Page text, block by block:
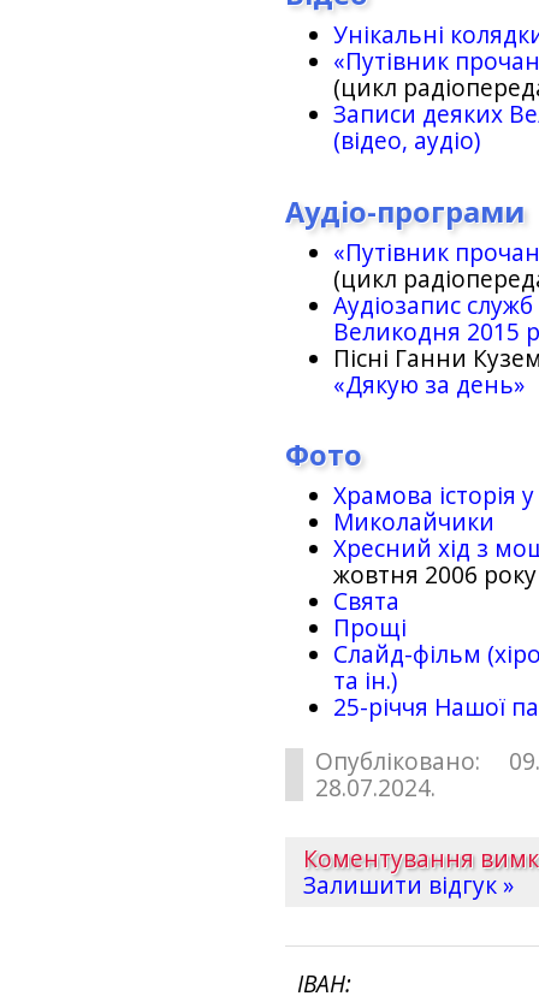
Унікальні
«Путівник
(цикл
Записи деяких
(відео, аудіо)
Аудіо-програми
«Путівник
(цикл
Аудіозапис
Великодня 2015
Пісні Ганни
«Дякую за день»
Фото
Храмова історія
Миколайчики
Хресний хід з
жовтня 2006 року
Свята
Прощі
Слайд-фільм
та ін.)
25-рiччя Нашої
Опубліковано:
28.07.2024.
Коментування
Залишити відгук »
ІВАН